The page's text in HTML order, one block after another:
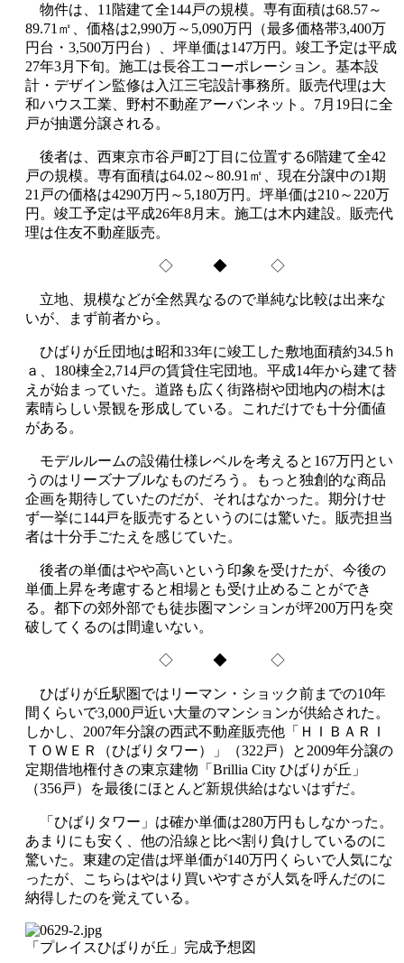
物件は、11階建て全144戸の規模。専有面積は68.57～
89.71㎡、価格は2,990万～5,090万円（最多価格帯3,400万
円台・3,500万円台）、坪単価は147万円。竣工予定は平成
27年3月下旬。施工は長谷工コーポレーション。基本設
計・デザイン監修は入江三宅設計事務所。販売代理は大
和ハウス工業、野村不動産アーバンネット。7月19日に全
戸が抽選分譲される。
後者は、西東京市谷戸町2丁目に位置する6階建て全42
戸の規模。専有面積は64.02～80.91㎡、現在分譲中の1期
21戸の価格は4290万円～5,180万円。坪単価は210～220万
円。竣工予定は平成26年8月末。施工は木内建設。販売代
理は住友不動産販売。
◇ ◆ ◇
立地、規模などが全然異なるので単純な比較は出来な
いが、まず前者から。
ひばりが丘団地は昭和33年に竣工した敷地面積約34.5ｈ
ａ、180棟全2,714戸の賃貸住宅団地。平成14年から建て替
えが始まっていた。道路も広く街路樹や団地内の樹木は
素晴らしい景観を形成している。これだけでも十分価値
がある。
モデルルームの設備仕様レベルを考えると167万円とい
うのはリーズナブルなものだろう。もっと独創的な商品
企画を期待していたのだが、それはなかった。期分けせ
ず一挙に144戸を販売するというのには驚いた。販売担当
者は十分手ごたえを感じていた。
後者の単価はやや高いという印象を受けたが、今後の
単価上昇を考慮すると相場とも受け止めることができ
る。都下の郊外部でも徒歩圏マンションが坪200万円を突
破してくるのは間違いない。
◇ ◆ ◇
ひばりが丘駅圏ではリーマン・ショック前までの10年
間くらいで3,000戸近い大量のマンションが供給された。
しかし、2007年分譲の西武不動産販売他「ＨＩＢＡＲＩ
ＴＯＷＥＲ（ひばりタワー）」（322戸）と2009年分譲の
定期借地権付きの東京建物「Brillia City ひばりが丘」
（356戸）を最後にほとんど新規供給はないはずだ。
「ひばりタワー」は確か単価は280万円もしなかった。
あまりにも安く、他の沿線と比べ割り負けしているのに
驚いた。東建の定借は坪単価が140万円くらいで人気にな
ったが、こちらはやはり買いやすさが人気を呼んだのに
納得したのを覚えている。
「プレイスひばりが丘」完成予想図